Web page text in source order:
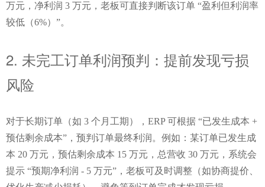
万元，净利润 3 万元，老板可直接判断该订单 “盈利但利润率
较低（6%）”。
2. 未完工订单利润预判：提前发现亏损
风险
对于长期订单（如 3 个月工期），ERP 可根据 “已发生成本 +
预估剩余成本”，预判订单最终利润。例如：某订单已发生成
本 20 万元，预估剩余成本 15 万元，总营收 30 万元，系统会
提示 “预期净利润 - 5 万元”，老板可及时调整（如协商提价、